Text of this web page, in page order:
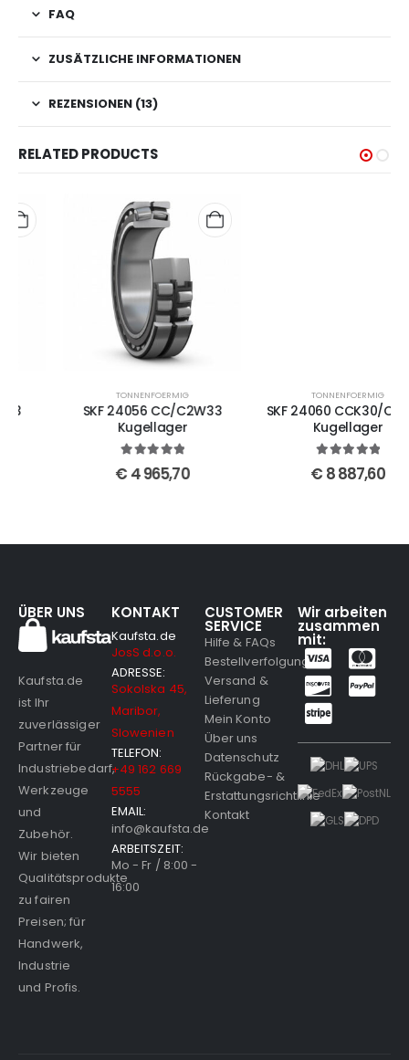
FAQ
ZUSÄTZLICHE INFORMATIONEN
REZENSIONEN (13)
RELATED PRODUCTS
TONNENFOERMIG
SKF 24056 CC/C2W33
Kugellager
out of 5
4 965,70
TONNENFOERMIG
SKF 24060 CCK30/C3W33
Kugellager
out of 5
8 887,60
ÜBER UNS
Kaufsta.de
ist Ihr
zuverlässiger
Partner für
Industriebedarf,
Werkzeuge
und
Zubehör.
Wir bieten
Qualitätsprodukte
zu fairen
Preisen; für
Handwerk,
Industrie
und Profis.
KONTAKT
Kaufsta.de
JosS d.o.o.
ADRESSE:
Sokolska 45,
Maribor,
Slowenien
TELEFON:
+49 162 669
5555
EMAIL:
info@kaufsta.de
ARBEITSZEIT:
Mo - Fr / 8:00 -
16:00
CUSTOMER
SERVICE
Hilfe & FAQs
Bestellverfolgung
Versand &
Lieferung
Mein Konto
Über uns
Datenschutz
Rückgabe- &
Erstattungsrichtlinie
Kontakt
Wir arbeiten
zusammen
mit: